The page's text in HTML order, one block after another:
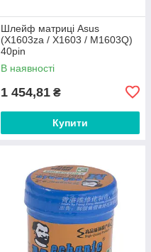
Шлейф матриці Asus
(X1603za / X1603 / M1603Q)
40pin
В наявності
1 454,81 ₴
Купити